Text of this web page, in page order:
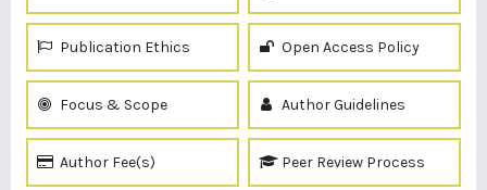
Publication Ethics Open Access Policy
Focus & Scope Author Guidelines
Author Fee(s) Peer Review Process